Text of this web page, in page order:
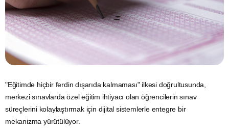
"Eğitimde hiçbir ferdin dışarıda kalmaması" ilkesi doğrultusunda,
merkezi sınavlarda özeleğitim ihtiyacı olan öğrencilerin sınav
süreçlerini kolaylaştırmak için dijital sistemlerle entegre bir
mekanizma yürütülüyor.